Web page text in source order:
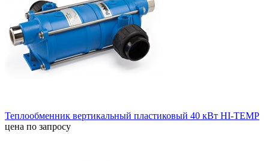
Теплообменник вертикальный пластиковый 40 кВт HI-TEMP
цена по запросу